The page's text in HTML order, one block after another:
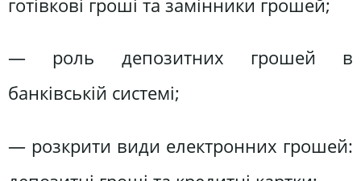
готівкові гроші та замінники грошей;
— роль депозитних грошей в
банківській системі;
— розкрити види електронних грошей: